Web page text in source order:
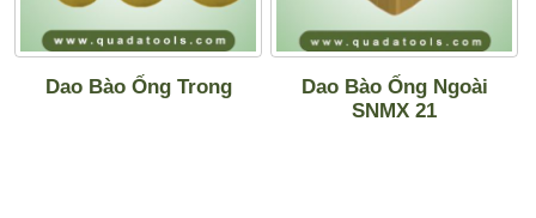
Dao Bào Ống Trong
Dao Bào Ống Ngoài
SNMX 21